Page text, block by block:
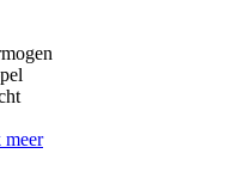
meer